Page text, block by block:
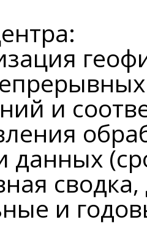
и
данных
и